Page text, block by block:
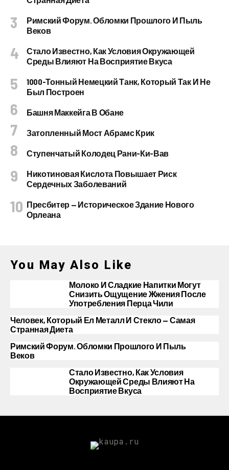
Римский Форум. Обломки Прошлого И Пыль
Веков
Стало Известно, Как Условия Окружающей
Среды Влияют На Восприятие Вкуса
1000-Тонный Немецкий Танк, Который Так И Не
Был Построен
Башня Маккейга В Обане
Затопленный Мост Абрамс Крик
Ступенчатый Колодец Рани-Ки-Вав
Никотиновая Кислота Повышает Риск
Сердечных Заболеваний
Пресбитер — Историческое Здание Нового
Орлеана
You May Also Like
Молоко И Сладкие Напитки Могут
Снизить Ощущение Жжения После
Употребления Перца Чили
Человек, Который Ел Металл И Стекло — Самая
Странная Диета
Римский Форум. Обломки Прошлого И Пыль
Веков
Стало Известно, Как Условия
Окружающей Среды Влияют На
Восприятие Вкуса